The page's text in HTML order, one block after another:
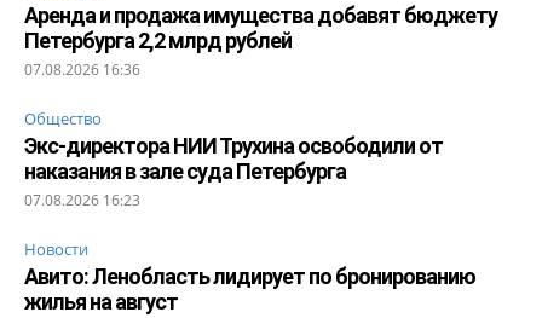
Аренда и продажа имущества добавят бюджету
Петербурга 2,2 млрд рублей
07.08.2026 16:36
Общество
Экс-директора НИИ Трухина освободили от
наказания в зале суда Петербурга
07.08.2026 16:23
Новости
Авито: Ленобласть лидирует по бронированию
жилья на август